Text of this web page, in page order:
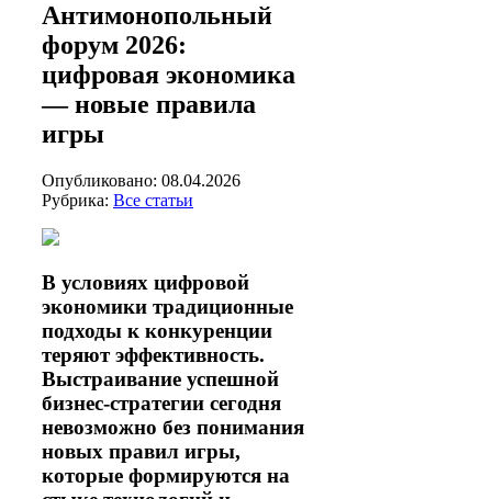
Антимонопольный
форум 2026:
цифровая экономика
— новые правила
игры
Опубликовано: 08.04.2026
Рубрика: Все статьи
В условиях цифровой
экономики традиционные
подходы к конкуренции
теряют эффективность.
Выстраивание успешной
бизнес-стратегии сегодня
невозможно без понимания
новых правил игры,
которые формируются на